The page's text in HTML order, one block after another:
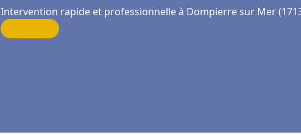
Intervention rapide et professionnelle à Dompierre sur Mer